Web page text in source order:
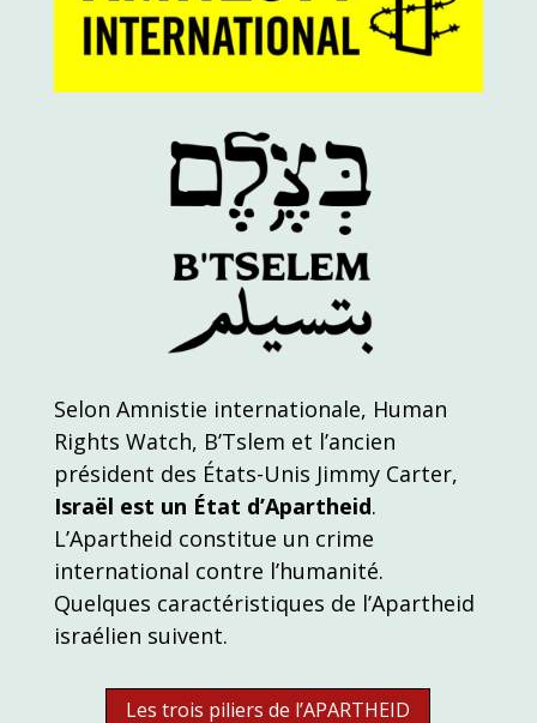
Selon Amnistie internationale, Human
Rights Watch, B’Tslem et l’ancien
président des États-Unis Jimmy Carter,
Israël est un État d’Apartheid.
L’Apartheid constitue un crime
international contre l’humanité.
Quelques caractéristiques de l’Apartheid
israélien suivent.
Les trois piliers de l’APARTHEID